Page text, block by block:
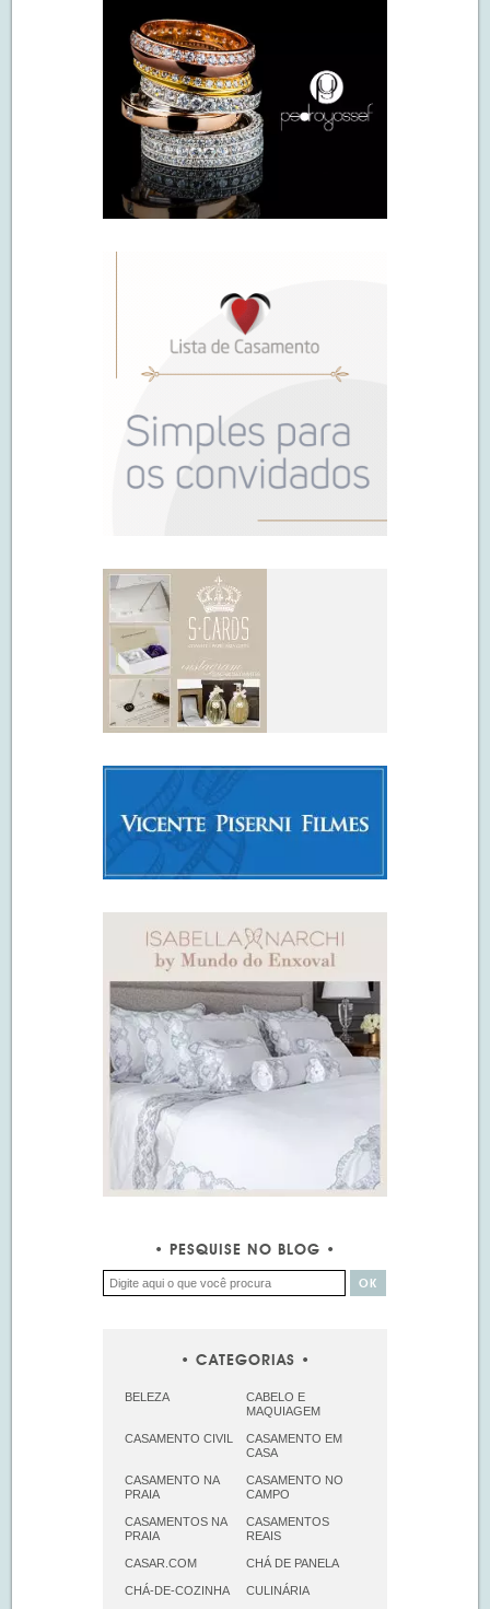
PESQUISE NO BLOG
CATEGORIAS
BELEZA
CABELO E
MAQUIAGEM
CASAMENTO CIVIL
CASAMENTO EM
CASA
CASAMENTO NA
PRAIA
CASAMENTO NO
CAMPO
CASAMENTOS NA
PRAIA
CASAMENTOS
REAIS
CASAR.COM CHÁ DE PANELA
CHÁ-DE-COZINHA CULINÁRIA